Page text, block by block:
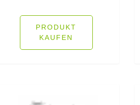
PRODUKT
KAUFEN